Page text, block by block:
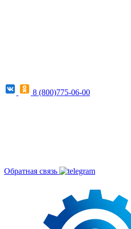
8 (800)775-06-00
Обратная связь